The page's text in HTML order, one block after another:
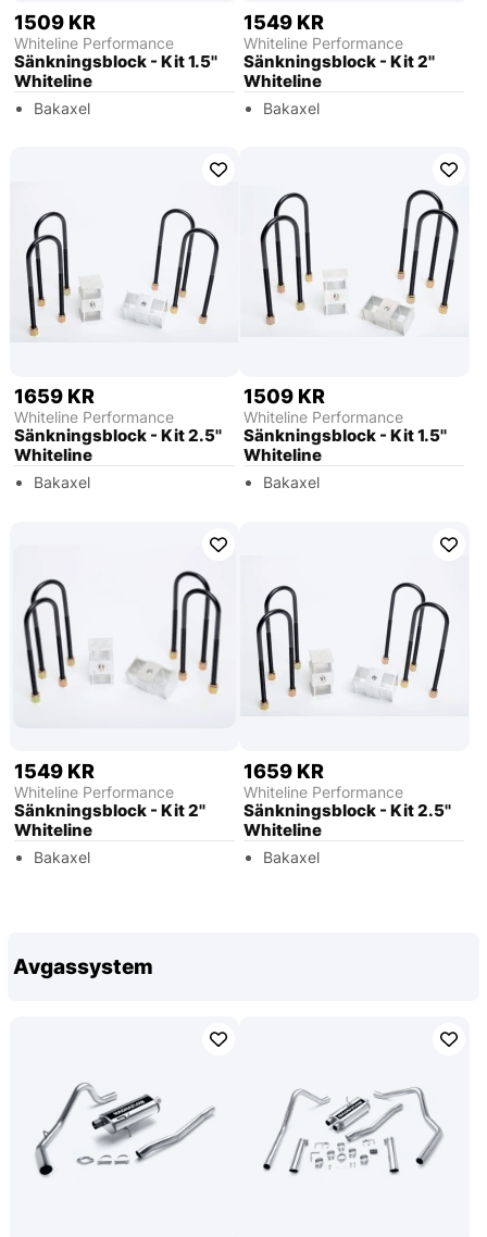
1509 KR
Whiteline Performance
Sänkningsblock - Kit 1.5''
Whiteline
Bakaxel
1549 KR
Whiteline Performance
Sänkningsblock - Kit 2''
Whiteline
Bakaxel
1659 KR
Whiteline Performance
Sänkningsblock - Kit 2.5''
Whiteline
Bakaxel
1509 KR
Whiteline Performance
Sänkningsblock - Kit 1.5''
Whiteline
Bakaxel
1549 KR
Whiteline Performance
Sänkningsblock - Kit 2''
Whiteline
Bakaxel
1659 KR
Whiteline Performance
Sänkningsblock - Kit 2.5''
Whiteline
Bakaxel
Avgassystem